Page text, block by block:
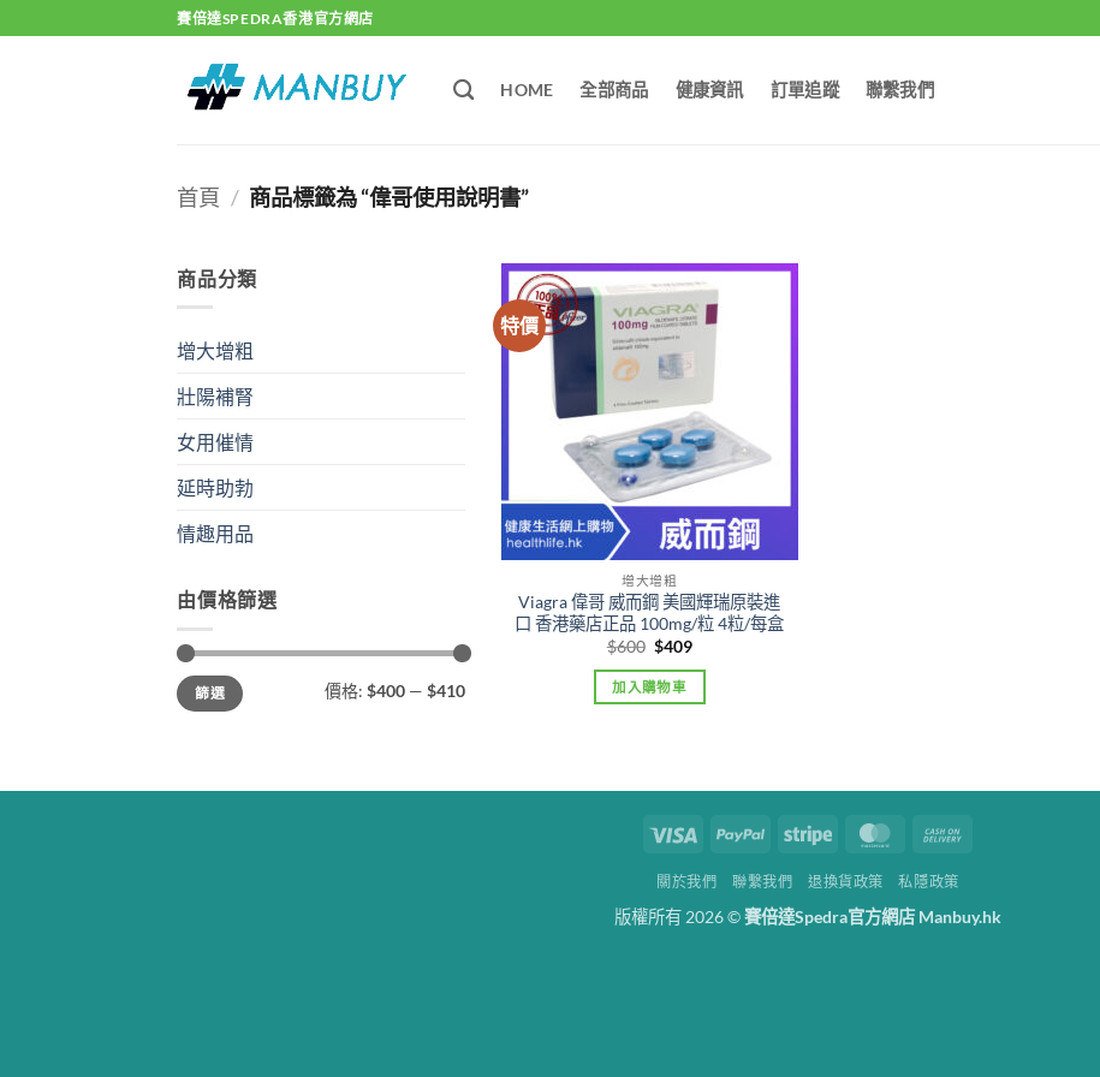
to
賽倍達SPEDRA香港官方網店
HOME 全部商品 健康資訊 訂單追蹤 聯繫我們
首頁 / 商品標籤為 “偉哥使用說明書”
商品分類
增大增粗
壯陽補腎
女用催情
延時助勃
情趣用品
由價格篩選
最
低
價
最
高
價
篩選 價格: $400 — $410
特價
增大增粗
Viagra 偉哥 威而鋼 美國輝瑞原裝進
口 香港藥店正品 100mg/粒 4粒/每盒
$600 Original
was:
$600.
$409Current
is:
加入購物車
Visa PayPal Stripe MasterCard
關於我們 聯繫我們 退換貨政策 私隱政策
版權所有 2026 ©賽倍達Spedra官方網店 Manbuy.hk